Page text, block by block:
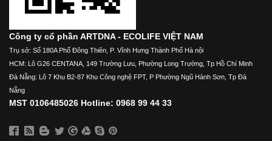
Công ty cổ phần ARTDNA - ECOLIFE VIỆT NAM
Trụ sở: Số 180A Phố Đông Thiên, P. Vĩnh Hưng Thành Phố Hà nội
HCM: Lô G26 CENTANA, 149 Trường Lưu, Phường Long Trường, Tp Hồ Chí Minh
Đà Nẵng: Lô 7 Khu B2-87 Khu Công nghệ FPT, P Phường Ngũ Hành Sơn, Tp Đà
Nẵng
MST 0106485026 Hotline: 0968 99 44 33